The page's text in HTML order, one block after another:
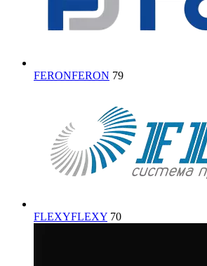
FERONFERON 79
FLEXYFLEXY 70